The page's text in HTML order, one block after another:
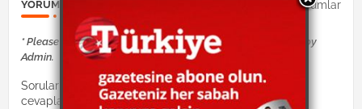
YORUM GÖNDER 0Yorumlar
* Please Don't Spam Here. All the Comments are Reviewed by
Admin.
Sorularınız Dinimiz İslam hocaları tarafından
cevaplandırılacaktır. Lütfen suallerinizi: